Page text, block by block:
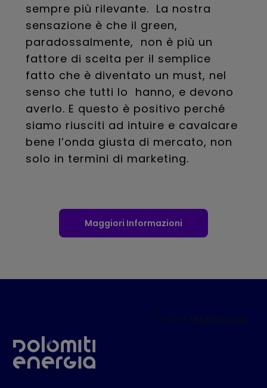
sempre più rilevante. La nostra
sensazione è che il green,
paradossalmente, non è più un
fattore di scelta per il semplice
fatto che è diventato un must, nel
senso che tutti lo hanno, e devono
averlo. E questo è positivo perché
siamo riusciti ad intuire e cavalcare
bene l’onda giusta di mercato, non
solo in termini di marketing.
Maggiori Informazioni